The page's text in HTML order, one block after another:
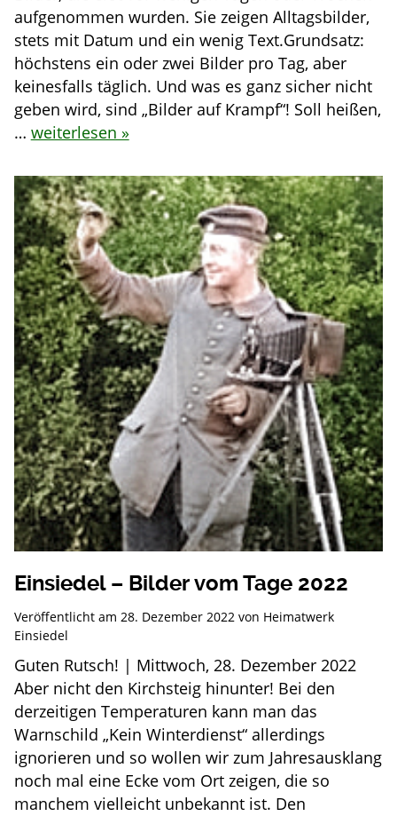
aufgenommen wurden. Sie zeigen Alltagsbilder,
stets mit Datum und ein wenig Text.Grundsatz:
höchstens ein oder zwei Bilder pro Tag, aber
keinesfalls täglich. Und was es ganz sicher nicht
geben wird, sind „Bilder auf Krampf“! Soll heißen,
… weiterlesen »
Einsiedel – Bilder vom Tage 2022
Veröffentlicht am 28. Dezember 2022 von Heimatwerk
Einsiedel
Guten Rutsch! | Mittwoch, 28. Dezember 2022
Aber nicht den Kirchsteig hinunter! Bei den
derzeitigen Temperaturen kann man das
Warnschild „Kein Winterdienst“ allerdings
ignorieren und so wollen wir zum Jahresausklang
noch mal eine Ecke vom Ort zeigen, die so
manchem vielleicht unbekannt ist. Den